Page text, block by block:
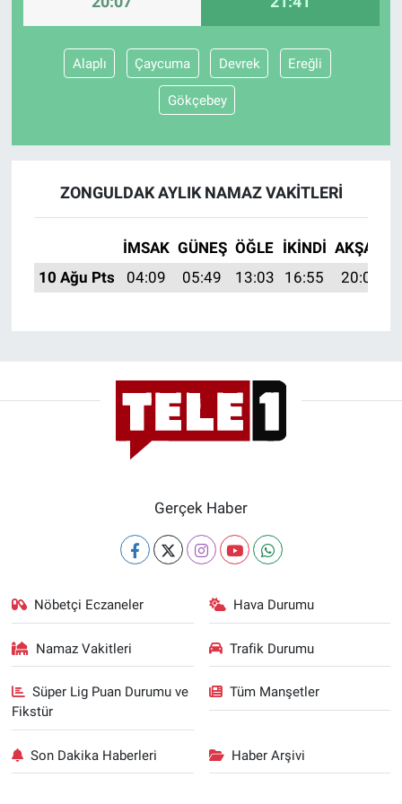
Alaplı Çaycuma Devrek Ereğli
Gökçebey
ZONGULDAK AYLIK NAMAZ VAKITLERI
İMSAK GÜNEŞ ÖĞLE İKINDI AKŞAM
10 Ağu Pts
04:09 05:49 13:03 16:55 20:07
Gerçek Haber
Nöbetçi Eczaneler Hava Durumu
Namaz Vakitleri Trafik Durumu
Süper Lig Puan Durumu ve
Fikstür
Tüm Manşetler
Son Dakika Haberleri Haber Arşivi
Günün görüntüsü
Koronavirüs
Türkiye'nin Geleceği
Türkiye'nin Gündemi
Yerel Gündem